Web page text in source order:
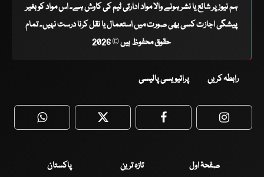
ہم نیوز پر شائع یا نشر ہونے والا مواد ادارتی ٹیم کی کاوش ہے۔ اس مواد کو بغیر
پیشگی اجازت کسی بھی صورت میں استعمال یا نقل کرنا درست نہیں۔ تمام
حقوق محفوظ ہیں © 2026
رابطہ کریں پرائیویسی پالیسی
WhatsApp Twitter Facebook
صفحۂ اول تازہ ترین
پاکستان